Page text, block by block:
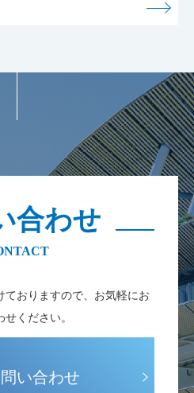
合わせ
ておりますので、お気軽にお
せください。
い合わせ